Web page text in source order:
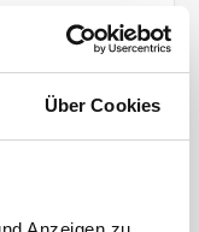
Über Cookies